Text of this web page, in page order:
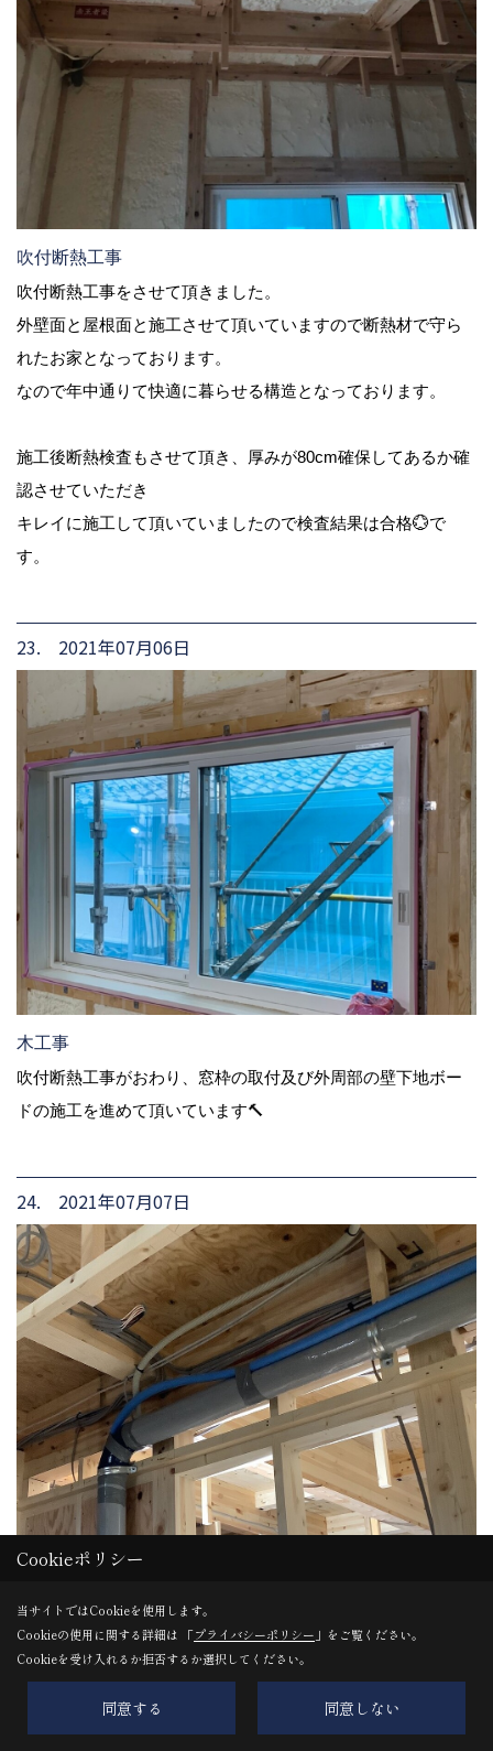
吹付断熱工事
吹付断熱工事をさせて頂きました。
外壁面と屋根面と施工させて頂いていますので断熱材で守ら
れたお家となっております。
なので年中通りて快適に暮らせる構造となっております。
施工後断熱検査もさせて頂き、厚みが80cm確保してあるか確
認させていただき
キレイに施工して頂いていましたので検査結果は合格💮で
す。
23. 2021年07月06日
木工事
吹付断熱工事がおわり、窓枠の取付及び外周部の壁下地ボー
ドの施工を進めて頂いています🔨
24. 2021年07月07日
2Fトイレの給排水配管の施工をさせて頂いて頂きました🚿
25. 2021年07月08日
Cookieポリシー
当サイトではCookieを使用します。
Cookieの使用に関する詳細は 「プライバシーポリシー 」をご覧ください。
Cookieを受け入れるか拒否するか選択してください。
同意する 同意しない